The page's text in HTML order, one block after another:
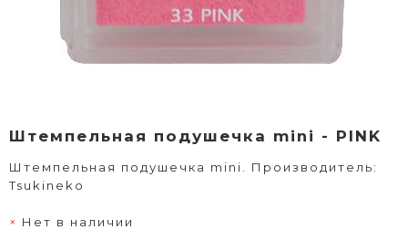
Штемпельная подушечка mini - PINK
Штемпельная подушечка mini. Производитель:
Tsukineko
Нет в наличии